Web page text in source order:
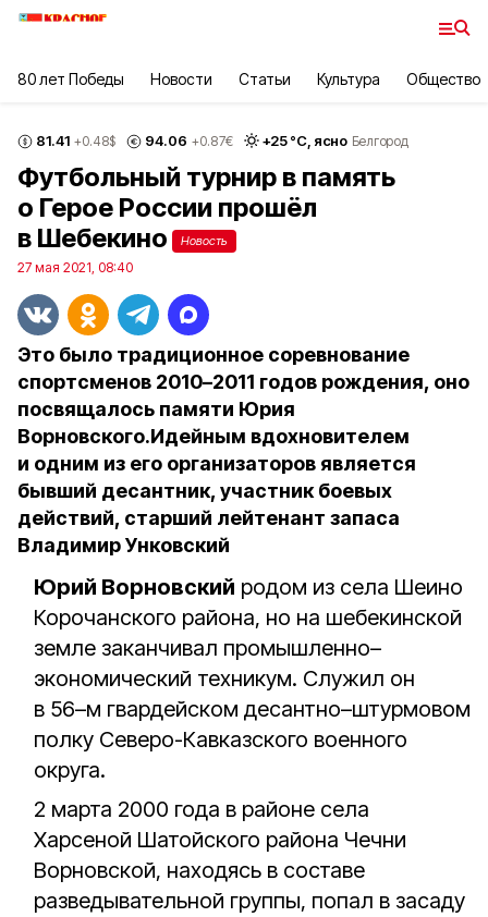
80 лет Победы Новости Статьи Культура Общество
81.41 +0.48$ 94.06 +0.87€ +25°С, ясно Белгород
Футбольный турнир в память
о Герое России прошёл
в Шебекино
Новость
27 мая 2021, 08:40
Это было традиционное соревнование
спортсменов 2010–2011 годов рождения, оно
посвящалось памяти Юрия
Ворновского.Идейным вдохновителем
и одним из его организаторов является
бывший десантник, участник боевых
действий, старший лейтенант запаса
Владимир Унковский
Юрий Ворновский родом из села Шеино
Корочанского района, но на шебекинской
земле заканчивал промышленно–
экономический техникум. Служил он
в 56–м гвардейском десантно–штурмовом
полку Северо-Кавказского военного
округа.
2 марта 2000 года в районе села
Харсеной Шатойского района Чечни
Ворновской, находясь в составе
разведывательной группы, попал в засаду